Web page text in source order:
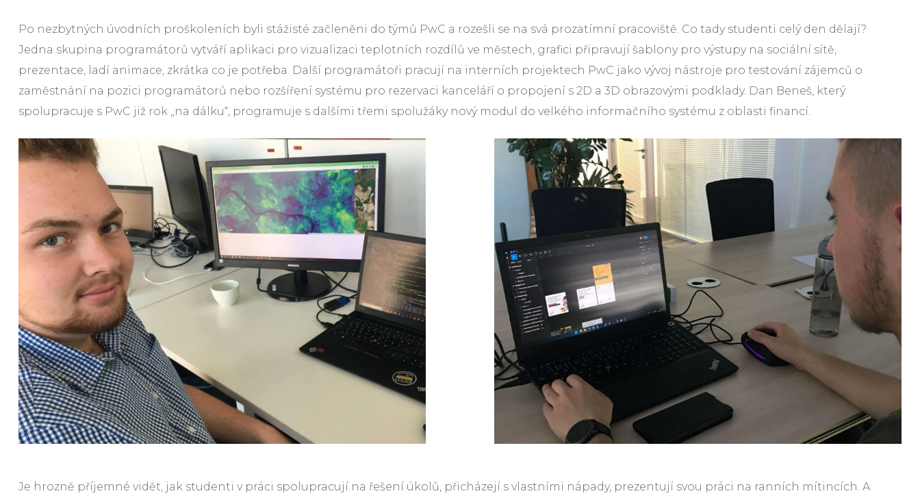
Po nezbytných úvodních proškoleních byli stážisté začleněni do týmů PwC a rozešli se na svá prozatímní pracoviště. Co tady studenti celý den dělají?
Jedna skupina programátorů vytváří aplikaci pro vizualizaci teplotních rozdílů ve městech, grafici připravují šablony pro výstupy na sociální sítě,
prezentace, ladí animace, zkrátka co je potřeba. Další programátoři pracují na interních projektech PwC jako vývoj nástroje pro testování zájemců o
zaměstnání na pozici programátorů nebo rozšíření systému pro rezervaci kanceláří o propojení s 2D a 3D obrazovými podklady. Dan Beneš, který
spolupracuje s PwC již rok „na dálku“, programuje s dalšími třemi spolužáky nový modul do velkého informačního systému z oblasti financí.
Je hrozně příjemné vidět, jak studenti v práci spolupracují na řešení úkolů, přicházejí s vlastními nápady, prezentují svou práci na ranních mítincích. A